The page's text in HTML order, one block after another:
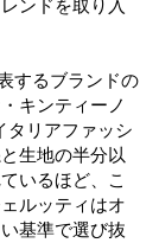
ンドを取り入
するブランドの
キンティーノ
タリアファッシ
生地の半分以
いるほど、こ
ルッティはオ
基準で選び抜